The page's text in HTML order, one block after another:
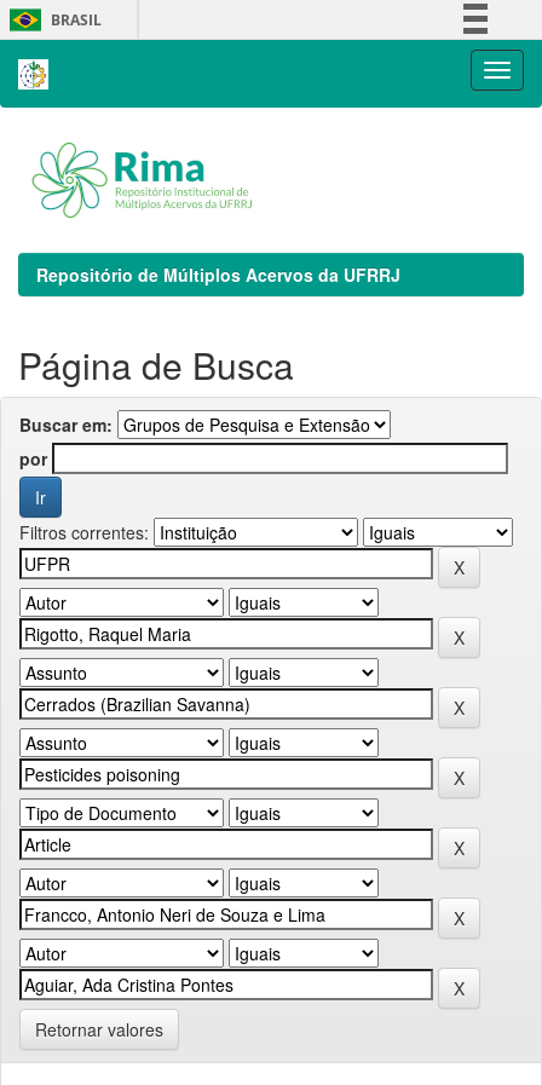
Skip
navigation
BRASIL
Repositório de Múltiplos Acervos da UFRRJ
Página de Busca
Buscar em:
por
Filtros correntes:
Retornar valores